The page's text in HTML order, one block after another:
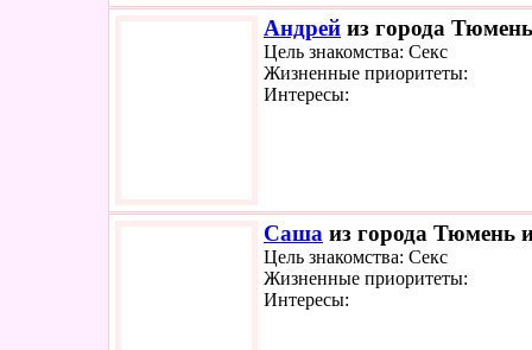
Андрей из города
Цель знакомства: Секс
Жизненные приоритеты:
Интересы:
Саша из города Тюмень
Цель знакомства: Секс
Жизненные приоритеты:
Интересы: